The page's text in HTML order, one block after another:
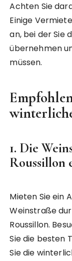
Achten Sie
Einige
an, bei der Sie
übernehmen
müssen.
1. Die
Roussillon
Mieten Sie ein
Weinstraße
Roussillon.
Sie die besten
Sie die